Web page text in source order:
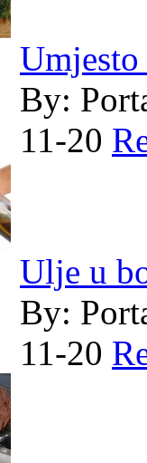
By:
11-20
Ulje u
By:
11-20